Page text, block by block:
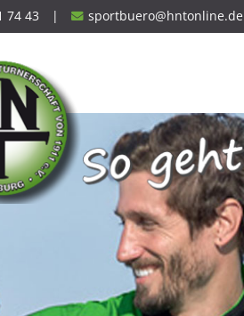
74 43 | sportbuero@hntonline.de